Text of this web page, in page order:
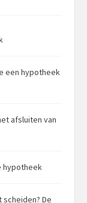
een hypotheek
afsluiten van
hypotheek
De